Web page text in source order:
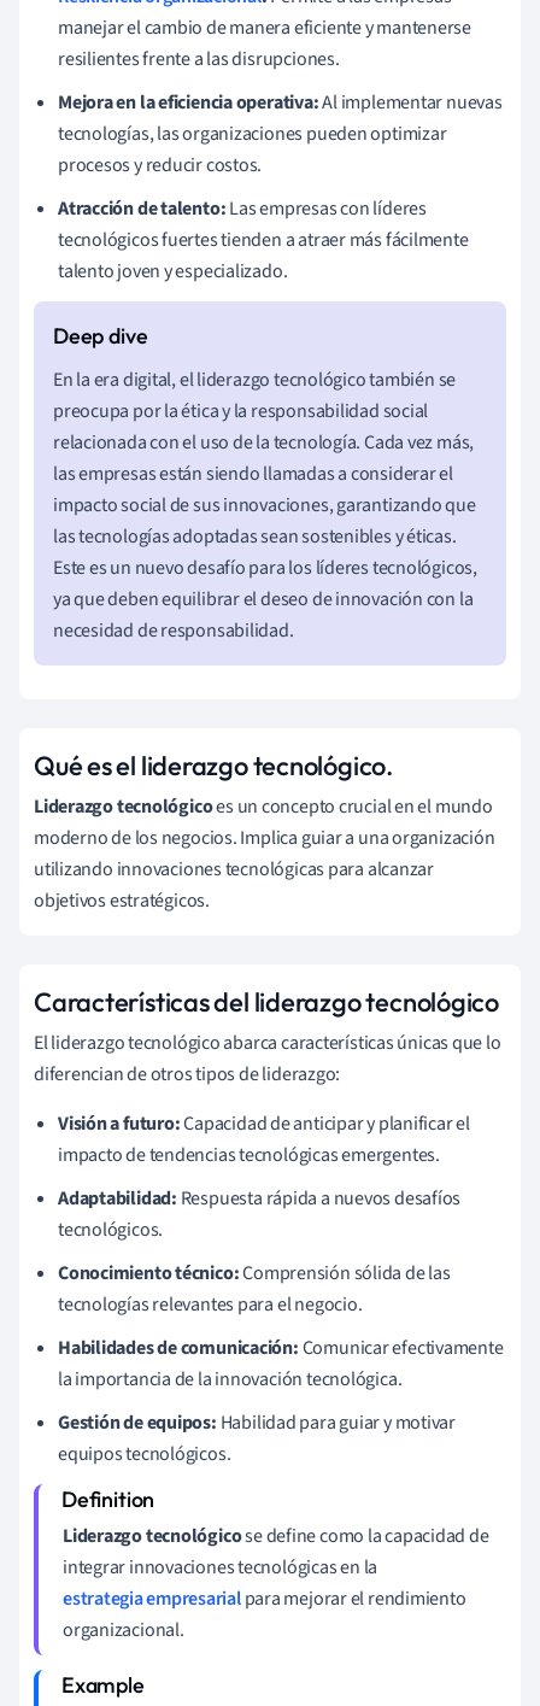
manejar el cambio de manera eficiente y mantenerse
resilientes frente a las disrupciones.
Mejora en la eficiencia operativa:Al implementar nuevas
tecnologías, las organizaciones pueden optimizar
procesos y reducir costos.
Atracción de talento:Las empresas con líderes
tecnológicos fuertes tienden a atraer más fácilmente
talento joven y especializado.
En la era digital, el liderazgo tecnológico también se
preocupa por la ética y la responsabilidad social
relacionada con el uso de la tecnología. Cada vez más,
las empresas están siendo llamadas a considerar el
impacto social de sus innovaciones, garantizando que
las tecnologías adoptadas sean sostenibles y éticas.
Este es un nuevo desafío para los líderes tecnológicos,
ya que deben equilibrar el deseo de innovación con la
necesidad de responsabilidad.
Qué es el liderazgo tecnológico.
Liderazgo tecnológicoes un concepto crucial en el mundo
moderno de los negocios. Implica guiar a una organización
utilizando innovaciones tecnológicas para alcanzar
objetivos estratégicos.
Características del liderazgo tecnológico
El liderazgo tecnológico abarca características únicas que lo
diferencian de otros tipos de liderazgo:
Visión a futuro:Capacidad de anticipar y planificar el
impacto de tendencias tecnológicas emergentes.
Adaptabilidad: Respuesta rápida a nuevos desafíos
tecnológicos.
Conocimiento técnico:Comprensión sólida de las
tecnologías relevantes para el negocio.
Habilidades de comunicación:Comunicar efectivamente
la importancia de la innovación tecnológica.
Gestión de equipos: Habilidad para guiar y motivar
equipos tecnológicos.
Liderazgo tecnológicose define como la capacidad de
integrar innovaciones tecnológicas en la
estrategia empresarialpara mejorar el rendimiento
organizacional.